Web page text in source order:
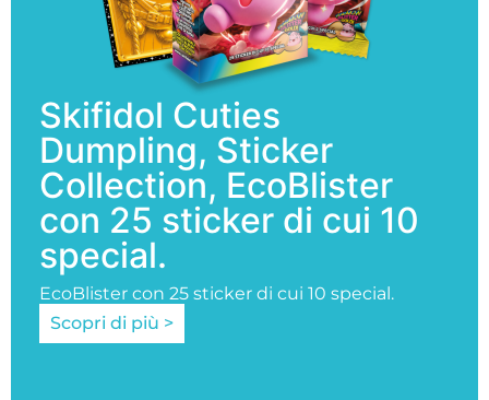
Skifidol Cuties
Dumpling, Sticker
Collection, EcoBlister
con 25 sticker di cui 10
special.
EcoBlister con 25 sticker di cui 10 special.
Scopri di più >